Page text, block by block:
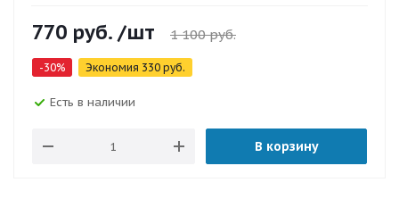
770 руб. /шт 1 100руб.
-30% Экономия 330 руб.
Есть в наличии
В корзину